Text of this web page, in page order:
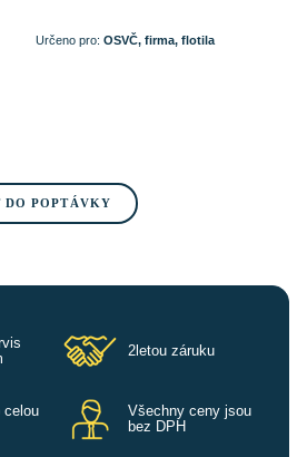
Určeno pro: OSVČ, firma, flotila
DO POPTÁVKY
2letou záruku
celou
Všechny ceny jsou
bez DPH